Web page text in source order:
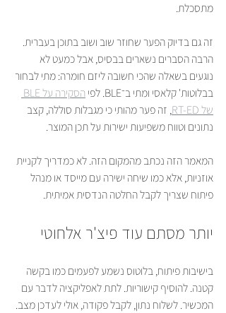
מתסכלת.
זה גם בדיוק הפער שחוזר שוב ושוב בתוכן בעברית.
הרבה הסברים נשארים בבסיס, אבל כמעט לא
נוגעים בשאלה שהכי חשובה ליזם חומרה: מתי לבחור
בבלוטות' קלאסי ומתי ב־BLE. לפי
של RT-ED
, זה פער מהותי כי מגבלות סוללה, קצב
נתונים וטווח משפיעות ישירות על תכן המוצר.
המאמר הזה נכתב מהמקום הזה. לא כמדריך לקניית
אוזניות, אלא כמו שיחה ישירה עם מייסד או מנהל
פיתוח שצריך לקבל החלטה הנדסית אמיתית.
יותר מסתם עוד פיצ'ר אלחוטי
בישיבות פיתוח, בלוטוס נשמע לפעמים כמו בקשה
קטנה. להוסיף קישוריות. לתת לאפליקציה לדבר עם
המכשיר. לשלוח נתון, לקבל פקודה, אולי לעדכן מצב.